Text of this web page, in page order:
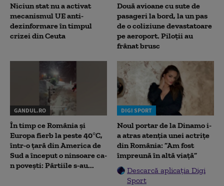
Niciun stat nu a activat
mecanismul UE anti-
dezinformare în timpul
crizei din Ceuta
Două avioane cu sute de
pasageri la bord, la un pas
de o coliziune devastatoare
pe aeroport. Piloții au
frânat brusc
GANDUL.RO
În timp ce România și
Europa fierb la peste 40°C,
într-o țară din America de
Sud a început o ninsoare ca-
n povești: Pârtiile s-au...
DIGI SPORT
Noul portar de la Dinamo i-
a atras atenția unei actrițe
din România: ”Am fost
împreună în altă viață”
Descarcă aplicația Digi
Sport